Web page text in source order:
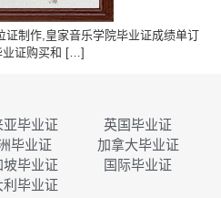
证制作,皇家音乐学院毕业证成绩单订
业证购买和 […]
亚毕业证
英国毕业证
毕业证
加拿大毕业证
坡毕业证
国际毕业证
利毕业证